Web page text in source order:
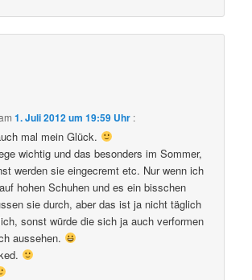
1. Juli 2012 um 19:59 Uhr :
mal mein Glück.
wichtig und das besonders im Sommer,
werden sie eingecremt etc. Nur wenn ich
hohen Schuhen und es ein bisschen
sie durch, aber das ist ja nicht täglich
sonst würde die sich ja auch verformen
aussehen.